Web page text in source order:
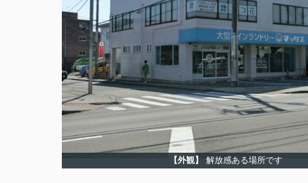
【外観】 解放感ある場所です